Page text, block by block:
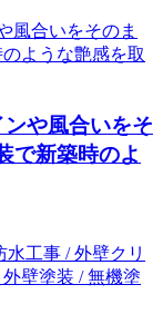
ンや風合いをそ
で新築時のよ
工事 / 外壁クリ
壁塗装 / 無機塗